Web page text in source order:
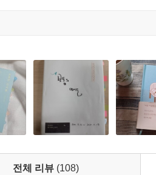
전체 리뷰 (108)